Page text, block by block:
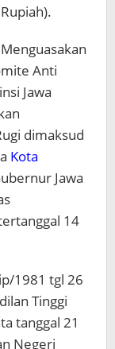
Anti
Jawa
dimaksud
Kota
Jawa
14
1981 tgl 26
Tinggi
tanggal 21
Negeri